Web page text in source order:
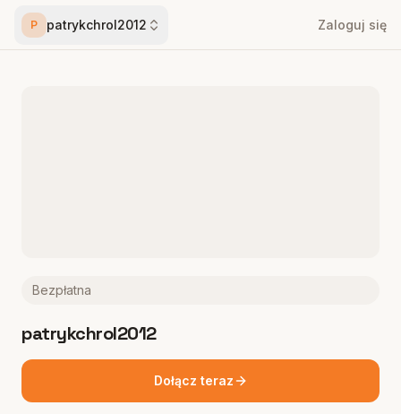
P patrykchrol2012 Zaloguj się
Bezpłatna
patrykchrol2012
Dołącz teraz